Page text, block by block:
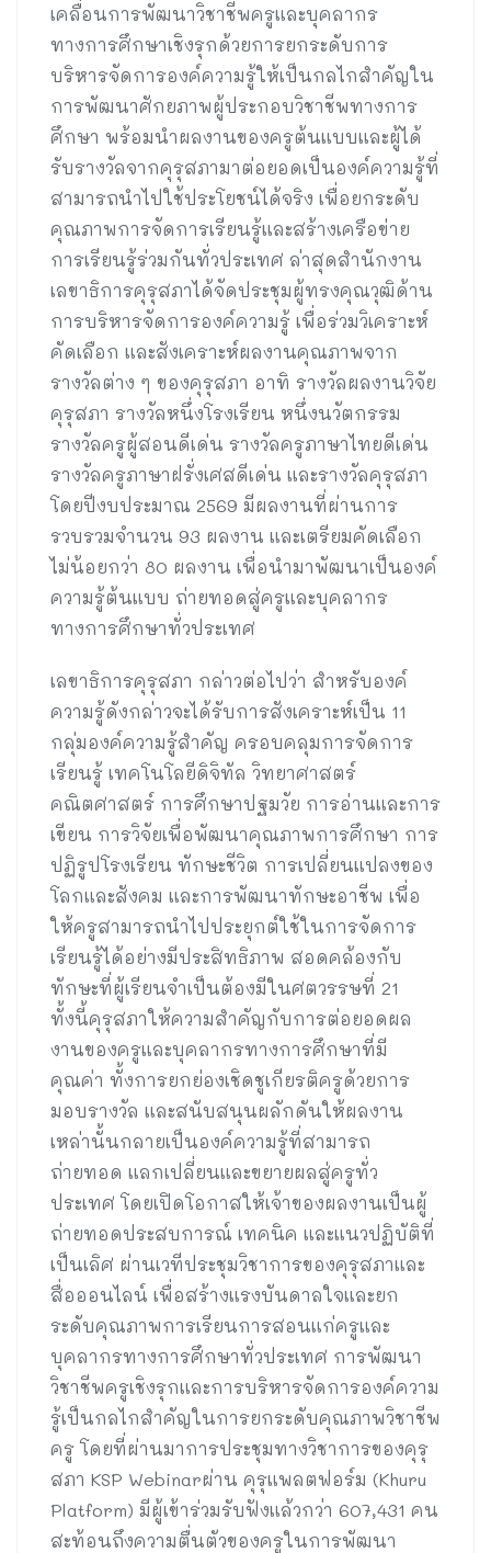
เคลื่อนการพัฒนาวิชาชีพครูและบุคลากร
ทางการศึกษาเชิงรุกด้วยการยกระดับการ
บริหารจัดการองค์ความรู้ให้เป็นกลไกสำคัญใน
การพัฒนาศักยภาพผู้ประกอบวิชาชีพทางการ
ศึกษา พร้อมนำผลงานของครูต้นแบบและผู้ได้
รับรางวัลจากคุรุสภามาต่อยอดเป็นองค์ความรู้ที่
สามารถนำไปใช้ประโยชน์ได้จริง เพื่อยกระดับ
คุณภาพการจัดการเรียนรู้และสร้างเครือข่าย
การเรียนรู้ร่วมกันทั่วประเทศ ล่าสุดสำนักงาน
เลขาธิการคุรุสภาได้จัดประชุมผู้ทรงคุณวุฒิด้าน
การบริหารจัดการองค์ความรู้ เพื่อร่วมวิเคราะห์
คัดเลือก และสังเคราะห์ผลงานคุณภาพจาก
รางวัลต่าง ๆ ของคุรุสภา อาทิ รางวัลผลงานวิจัย
คุรุสภา รางวัลหนึ่งโรงเรียน หนึ่งนวัตกรรม
รางวัลครูผู้สอนดีเด่น รางวัลครูภาษาไทยดีเด่น
รางวัลครูภาษาฝรั่งเศสดีเด่น และรางวัลคุรุสภา
โดยปีงบประมาณ 2569 มีผลงานที่ผ่านการ
รวบรวมจำนวน 93 ผลงาน และเตรียมคัดเลือก
ไม่น้อยกว่า 80 ผลงาน เพื่อนำมาพัฒนาเป็นองค์
ความรู้ต้นแบบ ถ่ายทอดสู่ครูและบุคลากร
ทางการศึกษาทั่วประเทศ
เลขาธิการคุรุสภา กล่าวต่อไปว่า สำหรับองค์
ความรู้ดังกล่าวจะได้รับการสังเคราะห์เป็น 11
กลุ่มองค์ความรู้สำคัญ ครอบคลุมการจัดการ
เรียนรู้ เทคโนโลยีดิจิทัล วิทยาศาสตร์
คณิตศาสตร์ การศึกษาปฐมวัย การอ่านและการ
เขียน การวิจัยเพื่อพัฒนาคุณภาพการศึกษา การ
ปฏิรูปโรงเรียน ทักษะชีวิต การเปลี่ยนแปลงของ
โลกและสังคม และการพัฒนาทักษะอาชีพ เพื่อ
ให้ครูสามารถนำไปประยุกต์ใช้ในการจัดการ
เรียนรู้ได้อย่างมีประสิทธิภาพ สอดคล้องกับ
ทักษะที่ผู้เรียนจำเป็นต้องมีในศตวรรษที่ 21
ทั้งนี้คุรุสภาให้ความสำคัญกับการต่อยอดผล
งานของครูและบุคลากรทางการศึกษาที่มี
คุณค่า ทั้งการยกย่องเชิดชูเกียรติครูด้วยการ
มอบรางวัล และสนับสนุนผลักดันให้ผลงาน
เหล่านั้นกลายเป็นองค์ความรู้ที่สามารถ
ถ่ายทอด แลกเปลี่ยนและขยายผลสู่ครูทั่ว
ประเทศ โดยเปิดโอกาสให้เจ้าของผลงานเป็นผู้
ถ่ายทอดประสบการณ์ เทคนิค และแนวปฏิบัติที่
เป็นเลิศ ผ่านเวทีประชุมวิชาการของคุรุสภาและ
สื่อออนไลน์ เพื่อสร้างแรงบันดาลใจและยก
ระดับคุณภาพการเรียนการสอนแก่ครูและ
บุคลากรทางการศึกษาทั่วประเทศ การพัฒนา
วิชาชีพครูเชิงรุกและการบริหารจัดการองค์ความ
รู้เป็นกลไกสำคัญในการยกระดับคุณภาพวิชาชีพ
ครู โดยที่ผ่านมาการประชุมทางวิชาการของคุรุ
สภา KSP Webinarผ่าน คุรุแพลตฟอร์ม (Khuru
Platform) มีผู้เข้าร่วมรับฟังแล้วกว่า 607,431 คน
สะท้อนถึงความตื่นตัวของครูในการพัฒนา